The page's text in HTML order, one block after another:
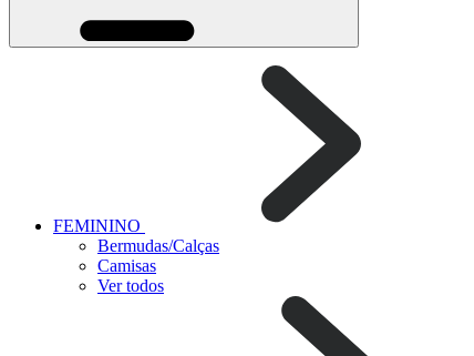
FEMININO
Bermudas/Calças
Camisas
Ver todos